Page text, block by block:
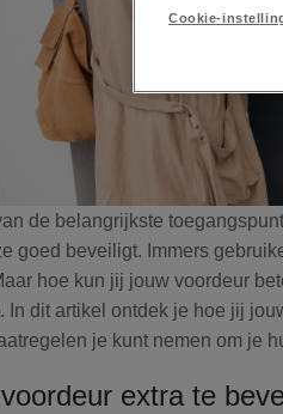
de belangrijkste
goed beveiligt. Immers
hoe kun jij jouw voordeur
. In dit artikel ontdek je hoe jij
je kunt nemen om je
extra te
Cookie-